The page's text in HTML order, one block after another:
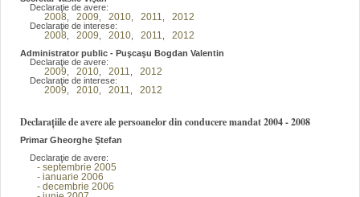
Declaraţie de avere:
2008 2009 2010 2011 2012
Declaraţie de interese:
2008 2009 2010 2011 2012
Administrator public - Puşcaşu Bogdan Valentin
Declaraţie de avere:
2009 2010 2011 2012
Declaraţie de interese:
2009 2010 2011 2012
Declarațiile de avere ale persoanelor din conducere mandat 2004 - 2008
Primar Gheorghe Ştefan
Declaraţie de avere:
- septembrie 2005
- ianuarie 2006
- decembrie 2006